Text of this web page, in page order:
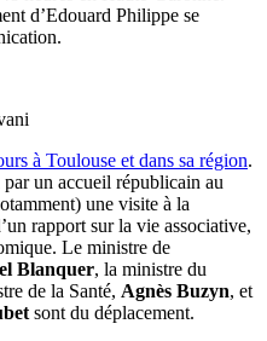
d’Edouard Philippe se
à Toulouse et dans sa région.
un accueil républicain au
une visite à la
rapport sur la vie associative,
Le ministre de
Blanquer, la ministre du
de la Santé, Agnès Buzyn, et
sont du déplacement.